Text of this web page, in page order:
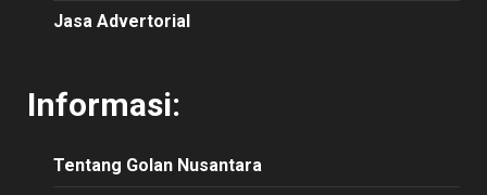
Jasa Advertorial
Informasi:
Tentang Golan Nusantara